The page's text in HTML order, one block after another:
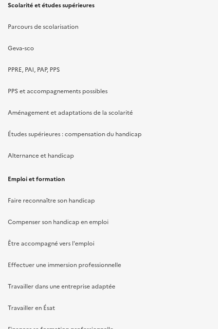
Scolarité et études supérieures
Parcours de scolarisation
Geva-sco
PPRE, PAI, PAP, PPS
PPS et accompagnements possibles
Aménagement et adaptations de la scolarité
Études supérieures : compensation du handicap
Alternance et handicap
Emploi et formation
Faire reconnaître son handicap
Compenser son handicap en emploi
Être accompagné vers l'emploi
Effectuer une immersion professionnelle
Travailler dans une entreprise adaptée
Travailler en Ésat